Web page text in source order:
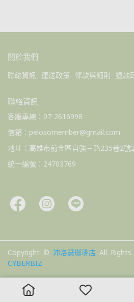
關於我們
聯絡資訊 運送政策 條款與細則 退款
聯絡資訊
客服專線：07-2616998
信箱：pelosomember@gmail.com
地址：高雄市前金區自強三路235巷2號
統一編號：24703769
Copyright © 沛洛瑟珈琲店 All Rights
CYBERBIZ.